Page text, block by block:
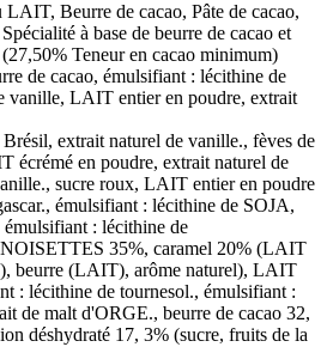
Beurre de cacao, Pâte de cacao,
à base de beurre de cacao et
Teneur en cacao minimum)
de cacao, émulsifiant : lécithine de
vanille, LAIT entier en poudre, extrait
extrait naturel de vanille., fèves de
écrémé en poudre, extrait naturel de
sucre roux, LAIT entier en poudre
émulsifiant : lécithine de SOJA,
émulsifiant : lécithine de
NOISETTES 35%, caramel 20% (LAIT
beurre (LAIT), arôme naturel), LAIT
: lécithine de tournesol., émulsifiant :
de malt d'ORGE., beurre de cacao 32,
déshydraté 17, 3% (sucre, fruits de la